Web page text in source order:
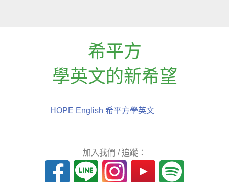
希平方
學英文的新希望
HOPE English 希平方學英文
加入我們 / 追蹤：